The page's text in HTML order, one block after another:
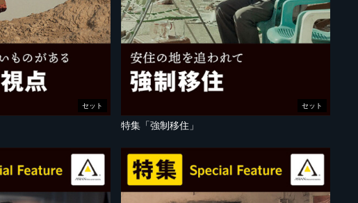
セット セット
特集「強制移住」